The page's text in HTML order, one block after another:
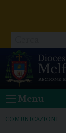
Menu
COMUNICAZIONI